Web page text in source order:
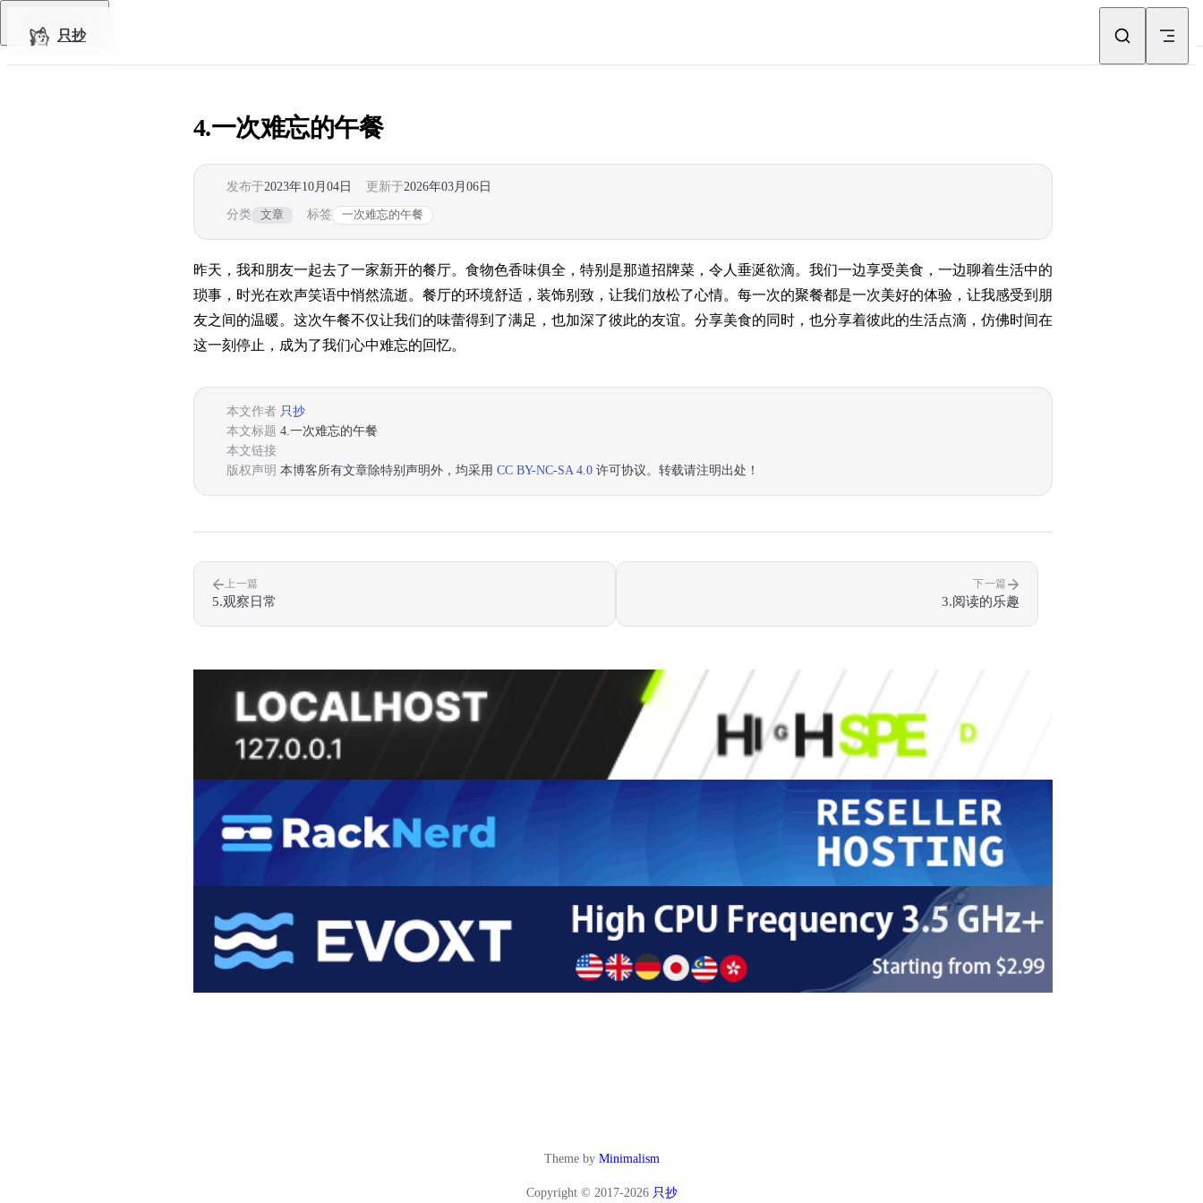
只抄
4.一次难忘的午餐
发布于2023年10月04日 更新于2026年03月06日
分类 文章 标签 一次难忘的午餐
昨天，我和朋友一起去了一家新开的餐厅。食物色香味俱全，特别是那道招牌菜，令人垂涎欲滴。我们一边享受美食，一边聊着生活中的
琐事，时光在欢声笑语中悄然流逝。餐厅的环境舒适，装饰别致，让我们放松了心情。每一次的聚餐都是一次美好的体验，让我感受到朋
友之间的温暖。这次午餐不仅让我们的味蕾得到了满足，也加深了彼此的友谊。分享美食的同时，也分享着彼此的生活点滴，仿佛时间在
这一刻停止，成为了我们心中难忘的回忆。
本文作者 只抄
本文标题 4.一次难忘的午餐
本文链接
版权声明 本博客所有文章除特别声明外，均采用 CC BY-NC-SA 4.0 许可协议。转载请注明出处！
上一篇
5.观察日常
下一篇
3.阅读的乐趣
Theme by Minimalism
Copyright © 2017-2026 只抄